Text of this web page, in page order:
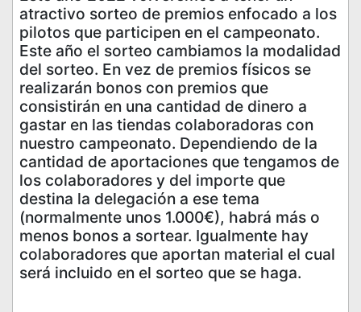
atractivo sorteo de premios enfocado a los
pilotos que participen en el campeonato.
Este año el sorteo cambiamos la modalidad
del sorteo. En vez de premios físicos se
realizarán bonos con premios que
consistirán en una cantidad de dinero a
gastar en las tiendas colaboradoras con
nuestro campeonato. Dependiendo de la
cantidad de aportaciones que tengamos de
los colaboradores y del importe que
destina la delegación a ese tema
(normalmente unos 1.000€), habrá más o
menos bonos a sortear. Igualmente hay
colaboradores que aportan material el cual
será incluido en el sorteo que se haga.